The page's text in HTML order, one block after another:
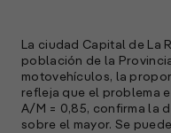
La ciudad Capital de La
población de la
motovehículos, la
refleja que el problema
A/M = 0,85, confirma la
sobre el mayor. Se